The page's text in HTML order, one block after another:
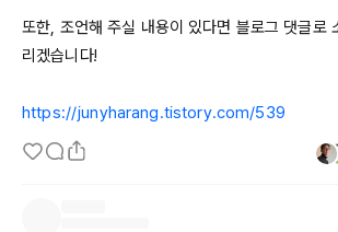
또한, 조언해 주실 내용이 있다면 블로그 댓글로
리겠습니다!
https://junyharang.tistory.com/539